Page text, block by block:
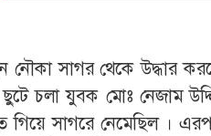
নৌকা সাগর থে‌কে উদ্ধার
ছুটে চলা যুবক মোঃ
গিয়ে সাগরে নে‌মে‌ছিল ।